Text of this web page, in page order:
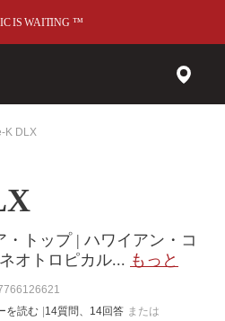
IS WAITING™
K DLX
トップ | ハワイアン・コ
オトロピカル... もっと
を読む 14質問、14回答 または